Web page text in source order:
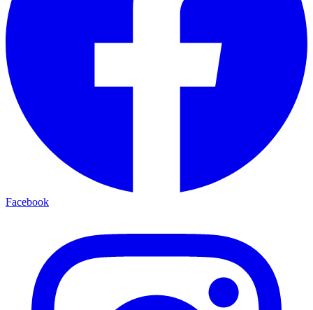
Facebook